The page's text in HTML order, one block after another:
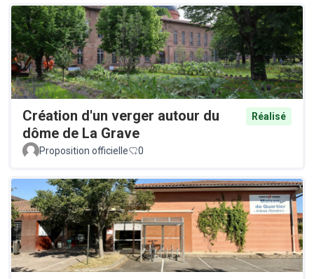
Création d'un verger autour du
dôme de La Grave
Réalisé
Proposition officielle 0